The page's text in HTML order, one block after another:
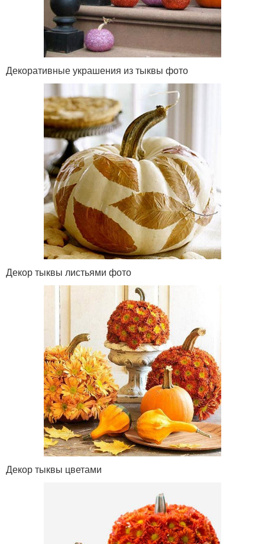
Декоративные украшения из тыквы фото
Декор тыквы листьями фото
Декор тыквы цветами